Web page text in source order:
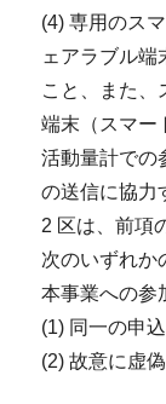
(4) 専用のス
ェアラブル端
こと、また、
端末（スマー
活動量計での
の送信に協力
2 区は、前項
次のいずれか
本事業への参
(1) 同一の申
(2) 故意に虚